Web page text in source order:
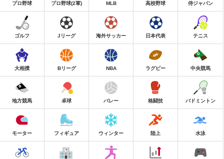
プロ野球 プロ野球(2軍) MLB 高校野球 侍ジャパン
ゴルフ Jリーグ 海外サッカー 日本代表 テニス
大相撲 Bリーグ NBA ラグビー 中央競馬
地方競馬 卓球 バレー 格闘技 バドミントン
モーター フィギュア ウィンター 陸上 水泳